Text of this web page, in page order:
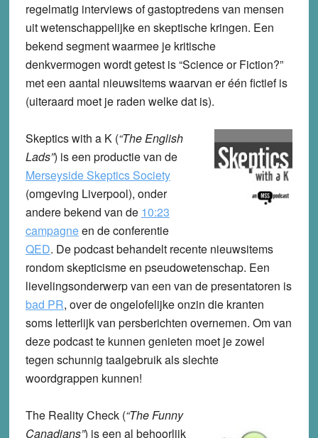
regelmatig interviews of gastoptredens van mensen
uit wetenschappelijke en skeptische kringen. Een
bekend segment waarmee je kritische
denkvermogen wordt getest is “Science or Fiction?”
met een aantal nieuwsitems waarvan er één fictief is
(uiteraard moet je raden welke dat is).
Skeptics with a K(“The English
Lads”) is een productie van de
Merseyside Skeptics Society
(omgeving Liverpool), onder
andere bekend van de 10:23
campagneen de conferentie
QED. De podcast behandelt recente nieuwsitems
rondom skepticisme en pseudowetenschap. Een
lievelingsonderwerp van een van de presentatoren is
bad PR, over de ongelofelijke onzin die kranten
soms letterlijk van persberichten overnemen. Om van
deze podcast te kunnen genieten moet je zowel
tegen schunnig taalgebruik als slechte
woordgrappen kunnen!
The Reality Check(“The Funny
Canadians”) is een al behoorlijk